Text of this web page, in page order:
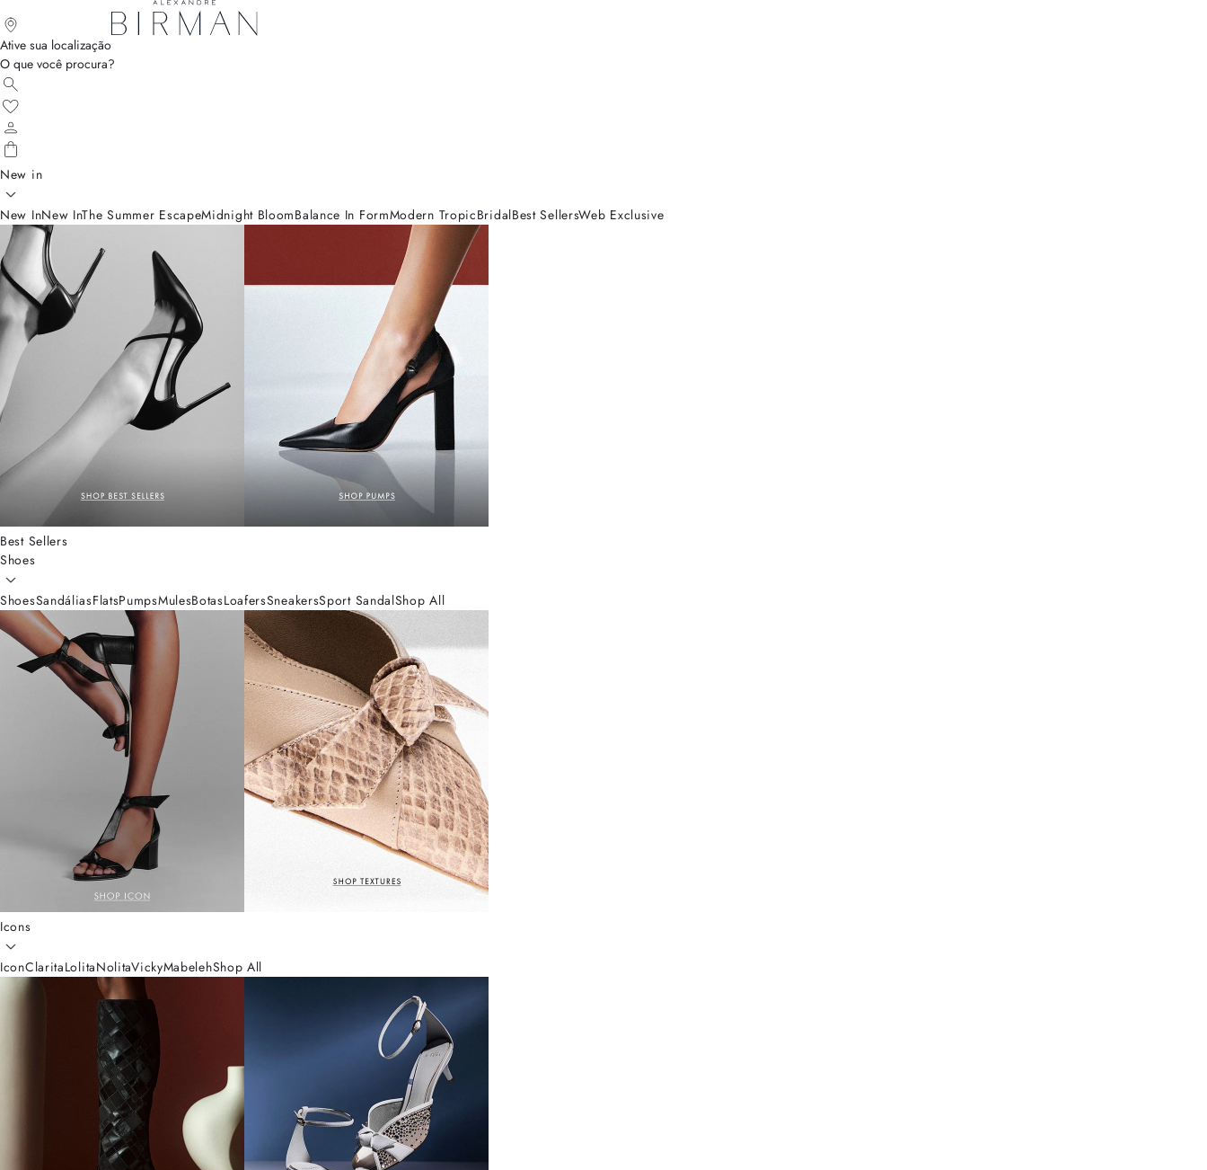
Ative sua localização
O que você procura?
New in
New InNew InThe Summer EscapeMidnight BloomBalance In FormModern TropicBridalBest SellersWeb Exclusive
Best Sellers
Shoes
ShoesSandáliasFlatsPumpsMulesBotasLoafersSneakersSport SandalShop All
Icons
IconClaritaLolitaNolitaVickyMabelehShop All